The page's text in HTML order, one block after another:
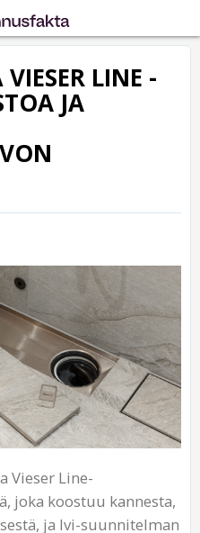
VIESER LINE -
JA
Vieser Line-
joka koostuu kannesta,
ja lvi-suunnitelman